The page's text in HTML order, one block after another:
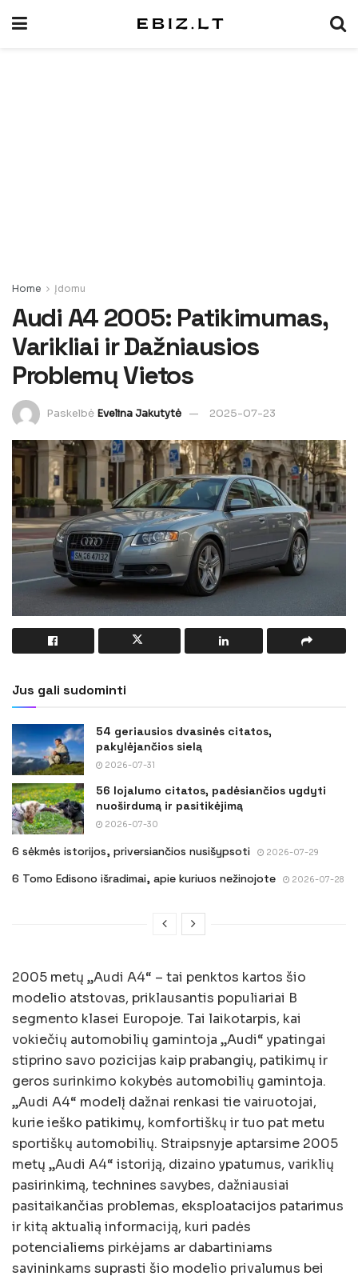
Home Įdomu
Audi A4 2005: Patikimumas,
Varikliai ir Dažniausios
Problemų Vietos
Paskelbė Evelina Jakutytė 2025-07-23
Jus gali sudominti
54 geriausios dvasinės citatos,
pakylėjančios sielą
2026-07-31
56 lojalumo citatos, padėsiančios ugdyti
nuoširdumą ir pasitikėjimą
2026-07-30
6 sėkmės istorijos, priversiančios nusišypsoti 2026-07-29
6 Tomo Edisono išradimai, apie kuriuos nežinojote 2026-07-28
2005 metų „Audi A4“ – tai penktos kartos šio
modelio atstovas, priklausantis populiariai B
segmento klasei Europoje. Tai laikotarpis, kai
vokiečių automobilių gamintoja „Audi“ ypatingai
stiprino savo pozicijas kaip prabangių, patikimų ir
geros surinkimo kokybės automobilių gamintoja.
„Audi A4“ modelį dažnai renkasi tie vairuotojai,
kurie ieško patikimų, komfortiškų ir tuo pat metu
sportiškų automobilių. Straipsnyje aptarsime 2005
metų „Audi A4“ istoriją, dizaino ypatumus, variklių
pasirinkimą, technines savybes, dažniausiai
pasitaikančias problemas, eksploatacijos patarimus
ir kitą aktualią informaciją, kuri padės
potencialiems pirkėjams ar dabartiniams
savininkams suprasti šio modelio privalumus bei